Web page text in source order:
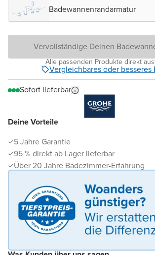
Deine Vorteile
5 Jahre Garantie
95 % direkt ab Lager lieferbar
Über 20 Jahre Badezimmer-Erfahrung
Badewannenrandarmatur
Vervollständige Deinen
Alle passenden Produkte direkt
Vergleichbares oder besseres
Sofort lieferbar